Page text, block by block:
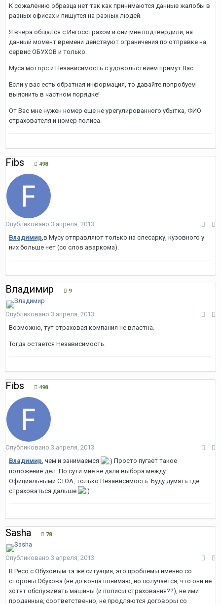
К сожалению образца нет так как принимаются данные жалобы в
разных офисах и пишутся на разных людей.
Я вчера общался с Ингосстрахом и они мне подтвердили, на
данный момент времени действуют ограничения по отправке на
сервис ОБУХОВ и только.
Муса моторс и Независимость с удовольствием примут Вас.
Если у вас есть обратная информация, то давайте попробуем
выяснить в частном порядке!
От Вас мне нужен номер еще не урегулированного убытка, ФИО
страхователя и номер полиса.
Fibs 498
Опубликовано 3 апреля, 2013
Владимир,в Мусу отправляют только на слесарку, кузовного у
них больше нет (со слов аваркома).
Владимир 9
Опубликовано 3 апреля, 2013
Возможно, тут страховая компания не властна.
Тогда остается Независимость.
Fibs 498
Опубликовано 3 апреля, 2013
Владимир, чем и занимаемся
Просто пугает такое
положение дел. По сути мне не дали выбора между
Официальными СТОА, только Независимость. Буду думать где
страховаться дальше
Sasha 78
Опубликовано 3 апреля, 2013
В Ресо с Обуховым та же ситуация, это проблемы именно со
стороны Обухова (не до конца понимаю, но получается, что они не
хотят обслуживать машины (и полисы страхования??), не ими
проданные, соответственно, не продляются договоры со